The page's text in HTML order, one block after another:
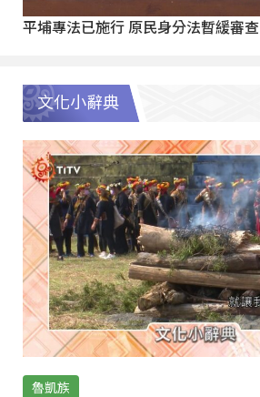
平埔專法已施行 原民身分法暫緩審查
文化小辭典
魯凱族